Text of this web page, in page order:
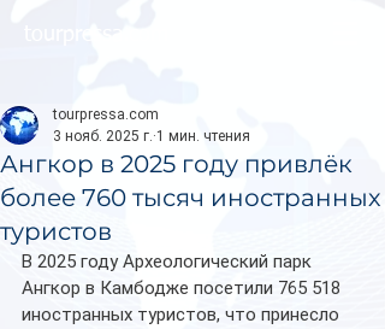
Ангкор в 2025 году привлёк
более 760 тысяч иностранных
туристов
tourpressa.com
3 нояб. 2025 г. 1 мин. чтения
В 2025 году Археологический парк
Ангкор в Камбодже посетили 765 518
иностранных туристов, что принесло